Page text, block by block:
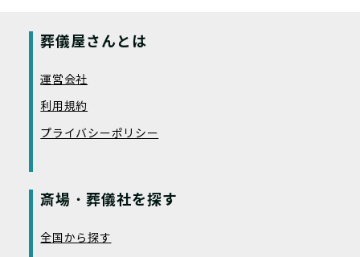
葬儀屋さんとは
運営会社
利用規約
プライバシーポリシー
斎場・葬儀社を探す
全国から探す